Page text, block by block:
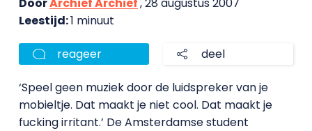
Leestijd:1 minuut
reageer deel
‘Speel geen muziek door de luidspreker van je
mobieltje. Dat maakt je niet cool. Dat maakt je
fucking irritant.’ De Amsterdamse student